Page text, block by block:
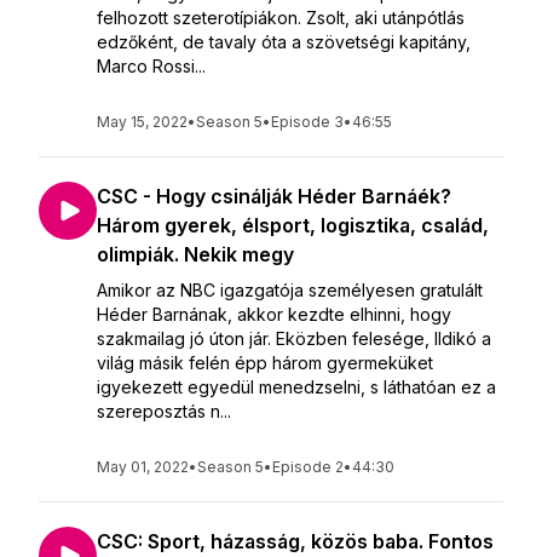
felhozott szeterotípiákon. Zsolt, aki utánpótlás
edzőként, de tavaly óta a szövetségi kapitány,
Marco Rossi...
May 15, 2022•Season 5• Episode 3• 46:55
CSC - Hogy csinálják Héder Barnáék?
Három gyerek, élsport, logisztika, család,
olimpiák. Nekik megy
Amikor az NBC igazgatója személyesen gratulált
Héder Barnának, akkor kezdte elhinni, hogy
szakmailag jó úton jár. Eközben felesége, Ildikó a
világ másik felén épp három gyermeküket
igyekezett egyedül menedzselni, s láthatóan ez a
szereposztás n...
May 01, 2022•Season 5• Episode 2• 44:30
CSC: Sport, házasság, közös baba. Fontos